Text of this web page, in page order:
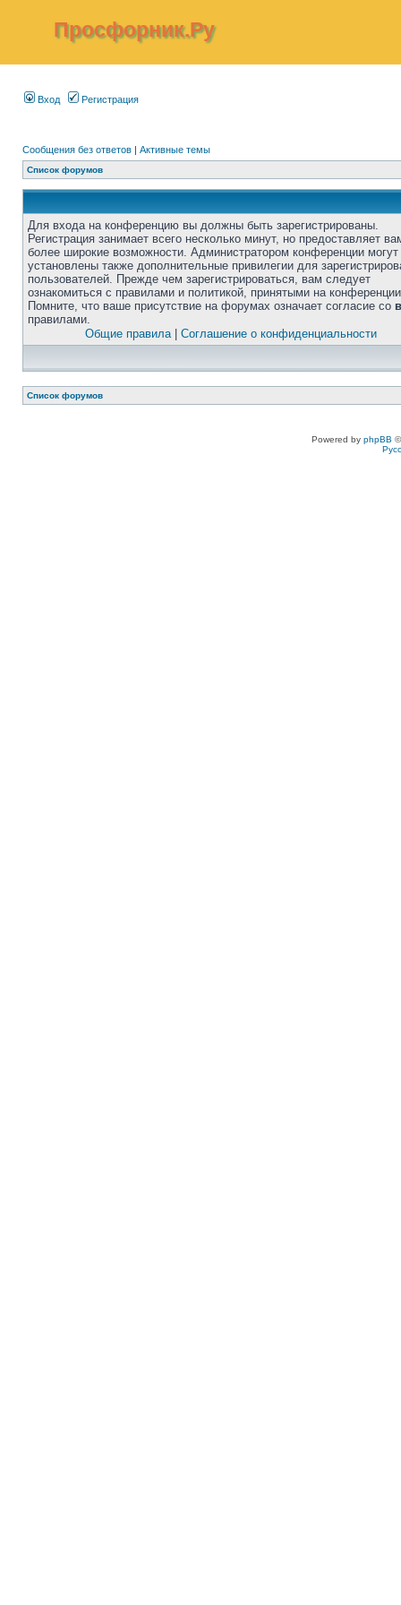
Просфорник.Ру
Вход Регистрация
Сообщения без ответов | Активные темы
Список форумов
Для входа на конференцию вы должны быть зарегистрированы.
Регистрация занимает всего несколько минут, но предоставляет
более широкие возможности. Администратором конференции
установлены также дополнительные привилегии для
пользователей. Прежде чем зарегистрироваться, вам следует
ознакомиться с правилами и политикой, принятыми на
Помните, что ваше присутствие на форумах означает согласие со
правилами.
Общие правила| Соглашение о конфиденциальности
Список форумов
Powered by phpBB